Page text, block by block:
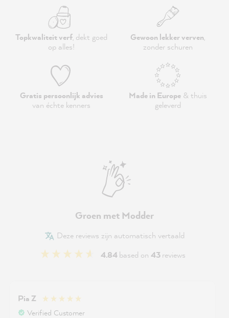
Topkwaliteit verf, dekt goed
op alles!
Gewoon lekker verven,
zonder schuren
Gratis persoonlijk advies
van échte kenners
Made in Europe& thuis
geleverd
Groen met Modder
Deze reviews zijn automatisch vertaald
4.84based on 43reviews
Pia Z
Verified Customer